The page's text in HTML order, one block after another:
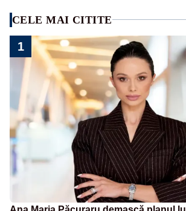
CELE MAI CITITE
1